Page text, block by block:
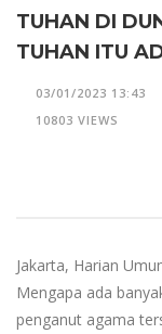
TUHAN DI
TUHAN ITU
03/01/2023 13:43
10803 VIEWS
Jakarta, Harian
Mengapa ada
penganut agama